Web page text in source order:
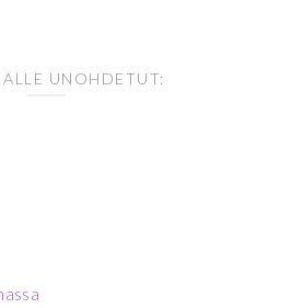
ALLE UNOHDETUT: